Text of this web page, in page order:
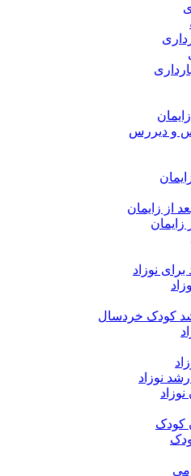
و دیررس
از زایمان
نوزاد
کودک خردسال
نوزاد
کودک